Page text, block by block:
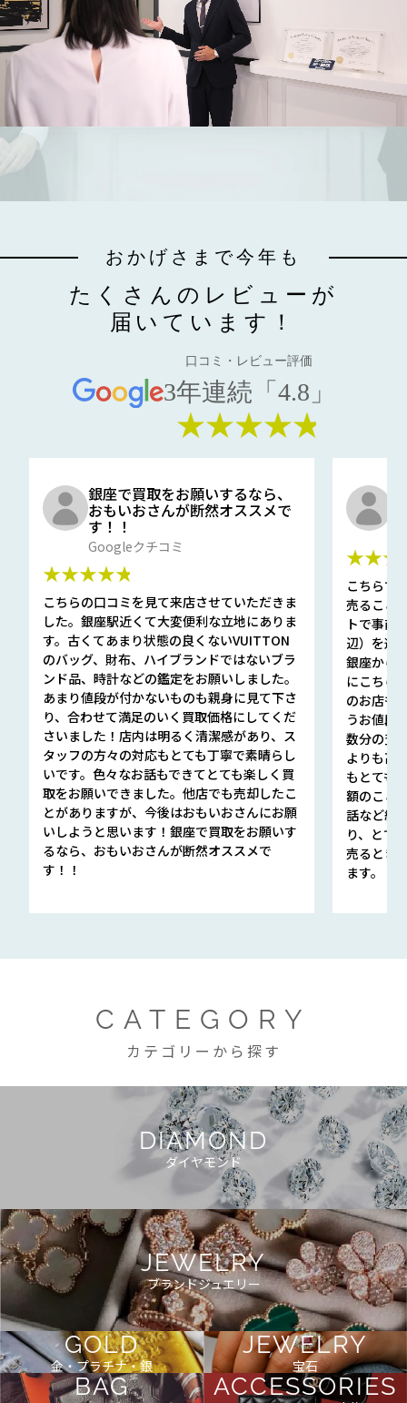
おかげさまで今年も
たくさんのレビューが
届いています！
口コミ・レビュー評価
3年連続「4.8」
★★★★★
銀座で買取をお願いするなら、
おもいおさんが断然オススメで
す！！
Googleクチコミ
★★★★★
こちらの口コミを見て来店させていただきま
した。銀座駅近くて大変便利な立地にありま
す。古くてあまり状態の良くないVUITTON
のバッグ、財布、ハイブランドではないブラ
ンド品、時計などの鑑定をお願いしました。
あまり値段が付かないものも親身に見て下さ
り、合わせて満足のいく買取価格にしてくだ
さいました！店内は明るく清潔感があり、ス
タッフの方々の対応もとても丁寧で素晴らし
いです。色々なお話もできてとても楽しく買
取をお願いできました。他店でも売却したこ
とがありますが、今後はおもいおさんにお願
いしようと思います！銀座で買取をお願いす
るなら、おもいおさんが断然オススメで
す！！
こちらで
売ること
トで事前
辺）を選
銀座から
にこちら
のお店も
うお値段
数分の査
よりも高
もとても
額のこと
話など細
り、とて
売るとき
ます。
CATEGORY
カテゴリーから探す
DIAMOND
ダイヤモンド
JEWELRY
ブランドジュエリー
GOLD
金・プラチナ・銀
JEWELRY
宝石
BAG ACCESSORIES